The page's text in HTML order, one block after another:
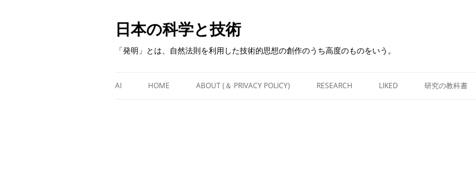
日本の科学と技術
「発明」とは、自然法則を利用した技術的思想の創作のうち高度のものをいう。
content
AI HOME ABOUT (＆ PRIVACY POLICY) RESEARCH LIKED 研究の教科書